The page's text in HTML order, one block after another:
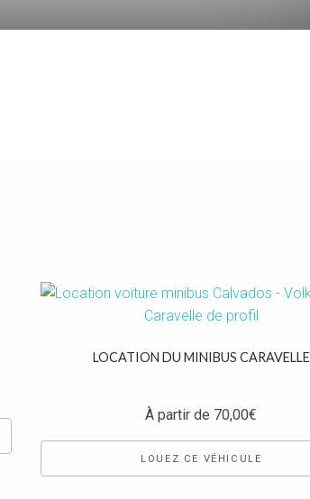
LOCATION DU MINIBUS CARAVELLE
À partir de 70,00€
LOUEZ CE VÉHICULE